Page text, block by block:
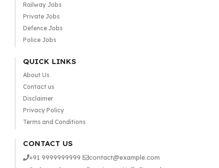
Railway Jobs
Private Jobs
Defence Jobs
Police Jobs
QUICK LINKS
About Us
Contact us
Disclaimer
Privacy Policy
Terms and Conditions
CONTACT US
+91 9999999999
contact@example.com